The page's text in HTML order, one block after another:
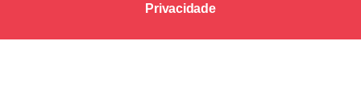
Privacidade